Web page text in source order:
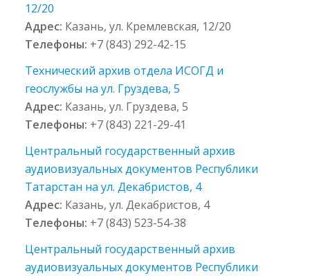
12/20
Адрес: Казань, ул. Кремлевская, 12/20
Телефоны: +7 (843) 292-42-15
Технический архив отдела ИСОГД и
геослужбы на ул. Груздева, 5
Адрес: Казань, ул. Груздева, 5
Телефоны: +7 (843) 221-29-41
Центральный государственный архив
аудиовизуальных документов Республики
Татарстан на ул. Декабристов, 4
Адрес: Казань, ул. Декабристов, 4
Телефоны: +7 (843) 523-54-38
Центральный государственный архив
аудиовизуальных документов Республики